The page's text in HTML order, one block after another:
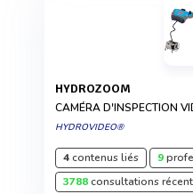
HYDROZOOM
CAMÉRA D'INSPECTION
HYDROVIDEO®
4contenus liés 9
3788consultations